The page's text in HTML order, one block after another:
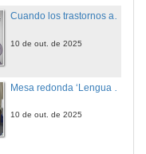
Cuando los trastornos aportan: el cerebro lingüístico ante la diversidad de las lenguas
10 de out. de 2025
10 de out. de 2025